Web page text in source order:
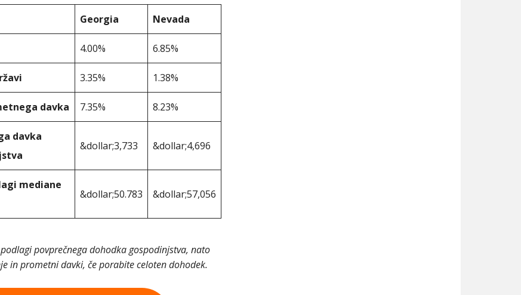
Georgia Nevada
4.00% 6.85%
3.35% 1.38%
davka 7.35% 8.23%
davka
&dollar;3,733 &dollar;4,696
mediane
&dollar;50.783 &dollar;57,056
povprečnega dohodka gospodinjstva, nato
in prometni davki, če porabite celoten dohodek.